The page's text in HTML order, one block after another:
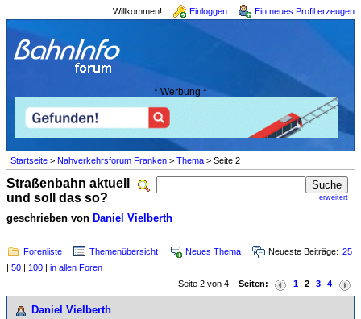
Willkommen! Einloggen Ein neues Profil erzeugen
* Werbung *
Startseite > Nahverkehrsforum Franken > Thema > Seite 2
erweitert
Straßenbahn aktuell
und soll das so?
geschrieben von Daniel Vielberth
Forenliste Themenübersicht Neues Thema Neueste Beiträge: 25
| 50 | 100 | in allen Foren
Seite 2 von 4 Seiten: 1 2 3 4
Daniel Vielberth